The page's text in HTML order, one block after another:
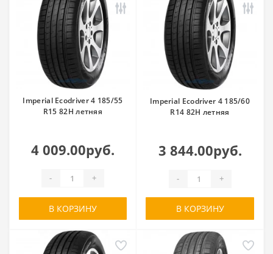
Imperial Ecodriver 4 185/55
R15 82H летняя
4 009.00руб.
- +
В КОРЗИНУ
Imperial Ecodriver 4 185/60
R14 82H летняя
3 844.00руб.
- +
В КОРЗИНУ